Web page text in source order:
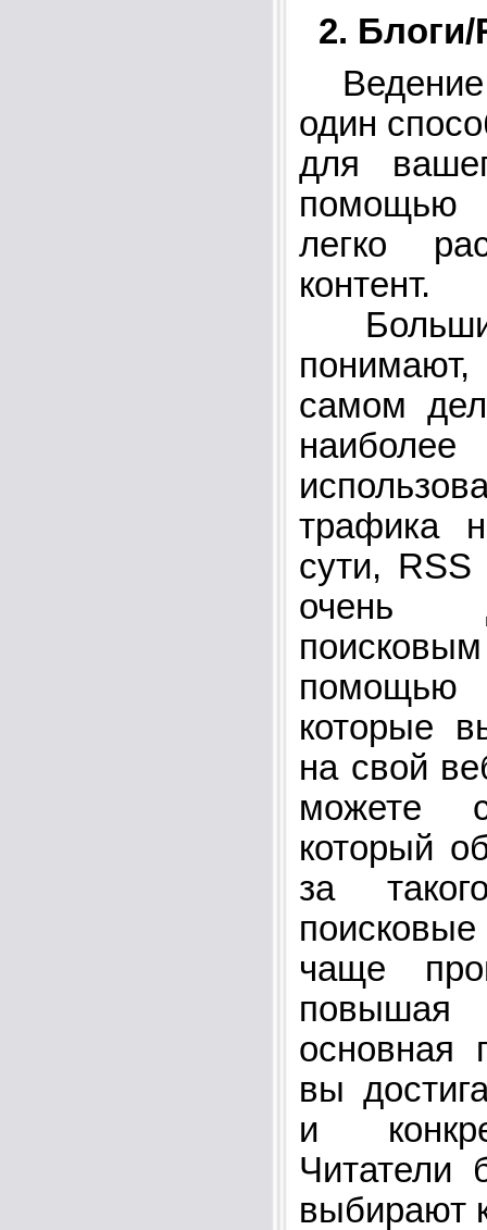
2. Блоги/
один
для
легко
контент.
самом
трафика
сути,
очень
которые
на свой
можете
который
за
чаще
повышая
основная
вы
и
Читатели
выбирают